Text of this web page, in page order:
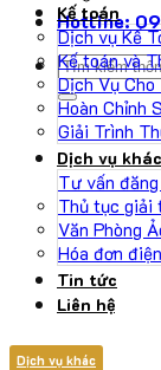
Hotline:
Kế toán
Dịch vụ Kế
Kế toán và
Dịch Vụ
Hoàn Chỉnh
Giải Trình
Dịch vụ khác
Tư vấn
Thủ tục giải
Văn Phòng
Hóa đơn
Tin tức
Liên hệ
Dịch vụ khác